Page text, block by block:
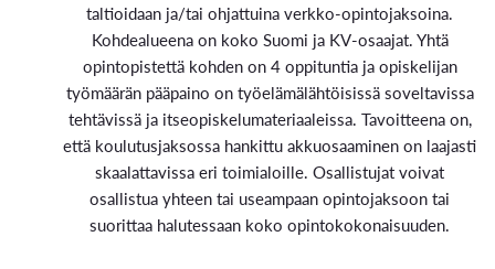
taltioidaan ja/tai ohjattuina verkko-opintojaksoina.
Kohdealueena on koko Suomi ja KV-osaajat. Yhtä
opintopistettä kohden on 4 oppituntia ja opiskelijan
työmäärän pääpaino on työelämälähtöisissä soveltavissa
tehtävissä ja itseopiskelumateriaaleissa. Tavoitteena on,
että koulutusjaksossa hankittu akkuosaaminen on laajasti
skaalattavissa eri toimialoille. Osallistujat voivat
osallistua yhteen tai useampaan opintojaksoon tai
suorittaa halutessaan koko opintokokonaisuuden.